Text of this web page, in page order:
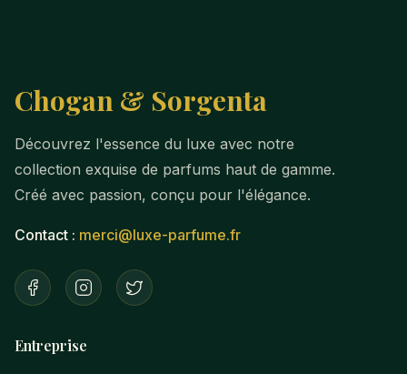
Chogan & Sorgenta
Découvrez l'essence du luxe avec notre
collection exquise de parfums haut de gamme.
Créé avec passion, conçu pour l'élégance.
Contact : merci@luxe-parfume.fr
Entreprise